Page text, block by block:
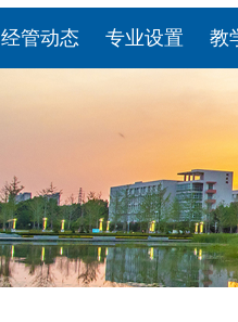
经管动态 专业设置 教